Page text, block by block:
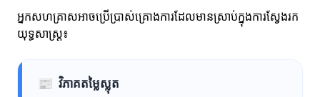
អ្នកសហគ្រាសអាចប្រើប្រាស់គ្រោងការដែលមានស្រាប់ក្នុងការស្វែងរក
យុទ្ធសាស្ត្រ៖
📰 វិភាគតម្លៃស្លុត